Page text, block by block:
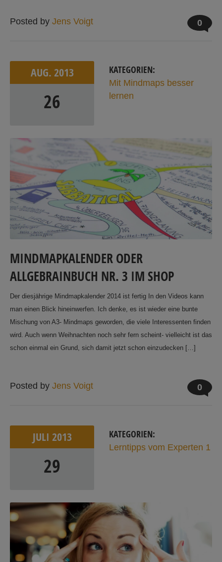
Posted by Jens Voigt 0
AUG. 2013
26
KATEGORIEN:
Mit Mindmaps besser
lernen
MINDMAPKALENDER ODER
ALLGEBRAINBUCH NR. 3 IM SHOP
Der diesjährige Mindmapkalender 2014 ist fertig In den Videos kann
man einen Blick hineinwerfen. Ich denke, es ist wieder eine bunte
Mischung von A3- Mindmaps geworden, die viele Interessenten finden
wird. Auch wenn Weihnachten noch sehr fern scheint- vielleicht ist das
schon einmal ein Grund, sich damit jetzt schon einzudecken […]
Posted by Jens Voigt 0
JULI 2013
29
KATEGORIEN:
Lerntipps vom Experten 1